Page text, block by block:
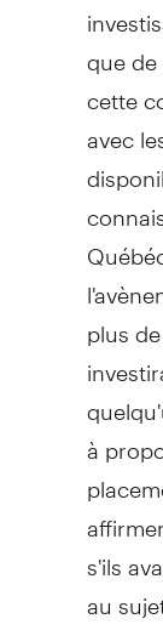
que
cette
avec
plus
à
s'ils
au